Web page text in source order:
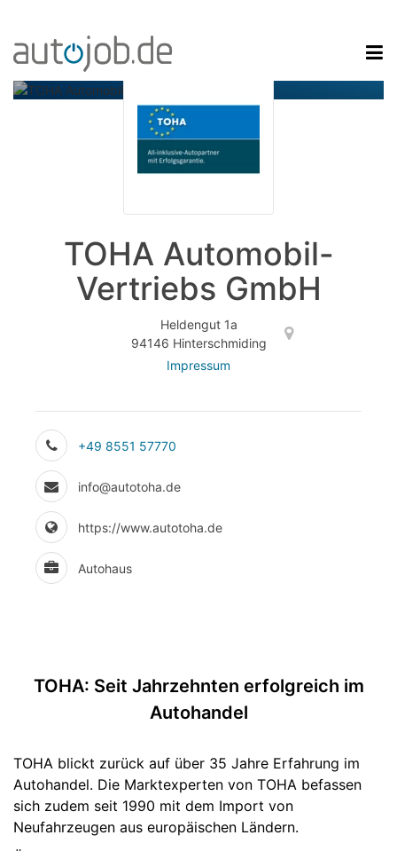
TOHA Automobil-
Vertriebs GmbH
Heldengut 1a
94146 Hinterschmiding
Impressum
+49 8551 57770
info@autotoha.de
https://www.autotoha.de
Autohaus
TOHA: Seit Jahrzehnten erfolgreich im
Autohandel
TOHA blickt zurück auf über 35 Jahre Erfahrung im
Autohandel. Die Marktexperten von TOHA befassen
sich zudem seit 1990 mit dem Import von
Neufahrzeugen aus europäischen Ländern.